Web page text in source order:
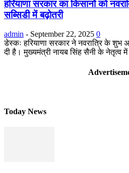
हरियाणा सरकार का किसानों को
सब्सिडी में बढ़ोतरी
admin - September 22, 2025 0
डेस्कः हरियाणा सरकार ने नवरात्रि के शुभ
दी है। मुख्यमंत्री नायब सिंह सैनी के नेतृत्व
Today News